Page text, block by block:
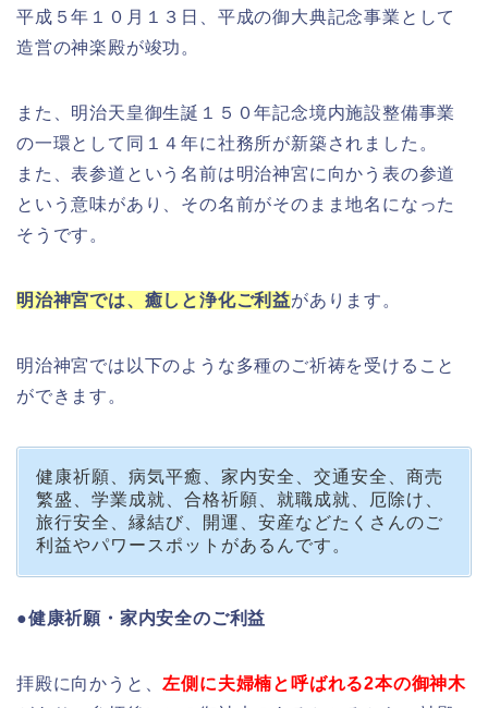
平成５年１０月１３日、平成の御大典記念事業として
造営の神楽殿が竣功。
また、明治天皇御生誕１５０年記念境内施設整備事業
の一環として同１４年に社務所が新築されました。
また、表参道という名前は明治神宮に向かう表の参道
という意味があり、その名前がそのまま地名になった
そうです。
明治神宮では、癒しと浄化ご利益があります。
明治神宮では以下のような多種のご祈祷を受けること
ができます。
健康祈願、病気平癒、家内安全、交通安全、商売
繁盛、学業成就、合格祈願、就職成就、厄除け、
旅行安全、縁結び、開運、安産などたくさんのご
利益やパワースポットがあるんです。
●健康祈願・家内安全のご利益
拝殿に向かうと、左側に夫婦楠と呼ばれる2本の御神木